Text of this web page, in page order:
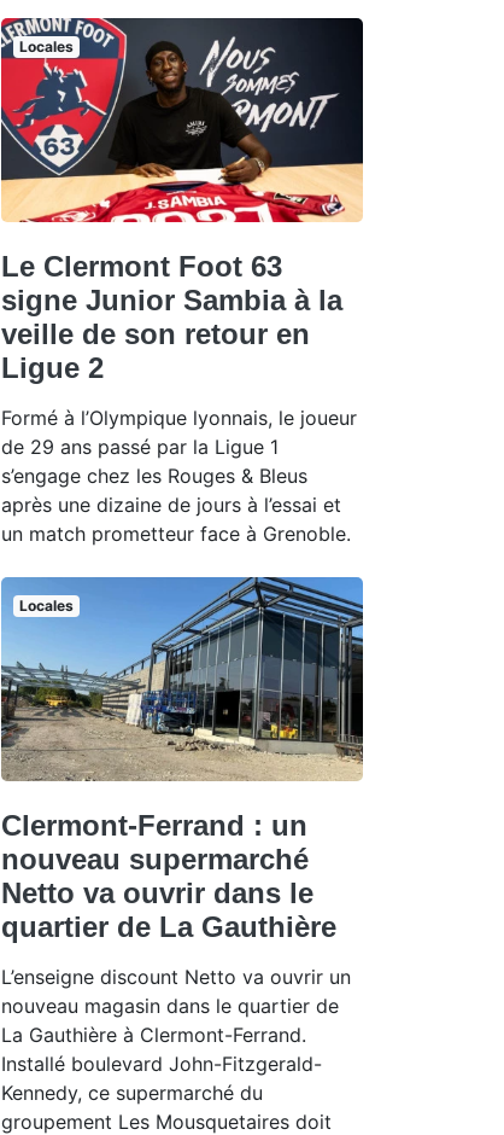
Locales
Le Clermont Foot 63
signe Junior Sambia à la
veille de son retour en
Ligue 2
Formé à l’Olympique lyonnais, le joueur
de 29 ans passé par la Ligue 1
s’engage chez les Rouges & Bleus
après une dizaine de jours à l’essai et
un match prometteur face à Grenoble.
Locales
Clermont-Ferrand : un
nouveau supermarché
Netto va ouvrir dans le
quartier de La Gauthière
L’enseigne discount Netto va ouvrir un
nouveau magasin dans le quartier de
La Gauthière à Clermont-Ferrand.
Installé boulevard John-Fitzgerald-
Kennedy, ce supermarché du
groupement Les Mousquetaires doit